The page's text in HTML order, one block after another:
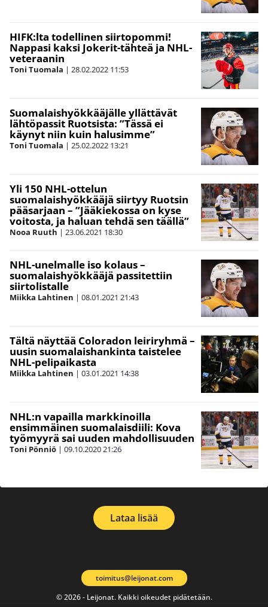
HIFK:lta todellinen siirtopommi!
Nappasi kaksi Jokerit-tähteä ja NHL-
veteraanin
Toni Tuomala | 28.02.2022 11:53
Suomalaishyökkääjälle yllättävät
lähtöpassit Ruotsista: ”Tässä ei
käynyt niin kuin halusimme”
Toni Tuomala | 25.02.2022 13:21
Yli 150 NHL-ottelun
suomalaishyökkääjä siirtyy Ruotsin
pääsarjaan – ”Jääkiekossa on kyse
voitosta, ja haluan tehdä sen täällä”
Nooa Ruuth | 23.06.2021 18:30
NHL-unelmalle iso kolaus –
suomalaishyökkääjä passitettiin
siirtolistalle
Miikka Lahtinen | 08.01.2021 21:43
Tältä näyttää Coloradon leiriryhmä –
uusin suomalaishankinta taistelee
NHL-pelipaikasta
Miikka Lahtinen | 03.01.2021 14:38
NHL:n vapailla markkinoilla
ensimmäinen suomalaisdiili: Kova
työmyyrä sai uuden mahdollisuuden
Toni Pönniö | 09.10.202021:26
Lataa lisää
© 2026 - Leijonat. Kaikki oikeudet pidätetään.
toimitus@leijonat.com